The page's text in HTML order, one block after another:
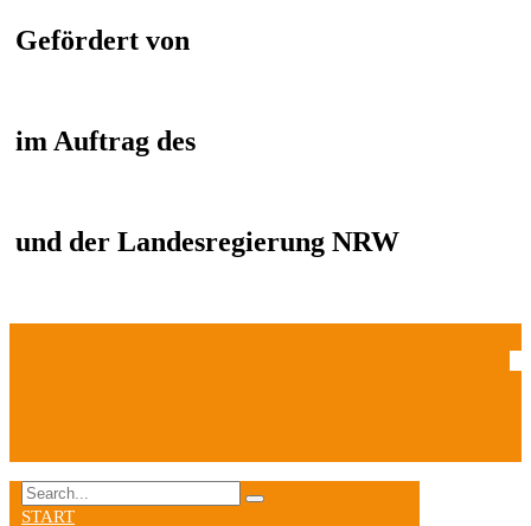
Gefördert von
im Auftrag des
und der Landesregierung NRW
START